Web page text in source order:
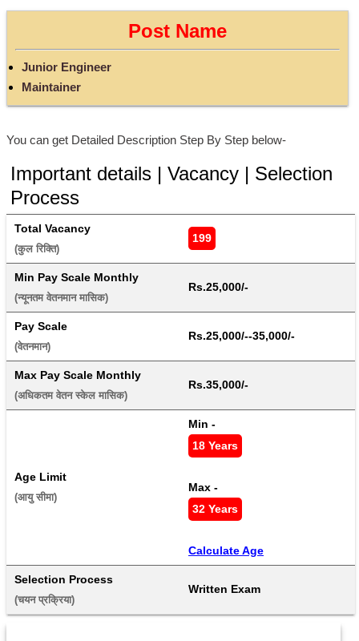
Post Name
Junior Engineer
Maintainer
You can get Detailed Description Step By Step below-
Important details | Vacancy | Selection
Process
Total Vacancy
(कुल रिक्ति)
199
Min Pay Scale Monthly
(न्यूनतम वेतनमान मासिक)
Rs.25,000/-
Pay Scale
(वेतनमान)
Rs.25,000/--35,000/-
Max Pay Scale Monthly
(अधिकतम वेतन स्केल मासिक)
Rs.35,000/-
Age Limit
(आयु सीमा)
Min -
18 Years
Max -
32 Years
Calculate Age
Selection Process
(चयन प्रक्रिया)
Written Exam